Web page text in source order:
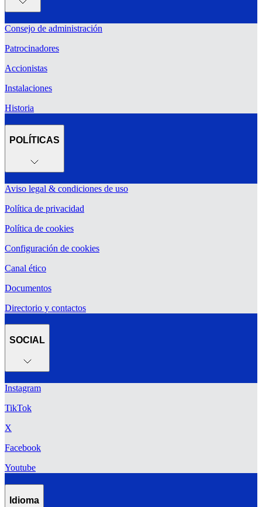
Consejo de administración
Patrocinadores
Accionistas
Instalaciones
Historia
POLÍTICAS
Aviso legal & condiciones de uso
Política de privacidad
Política de cookies
Configuración de cookies
Canal ético
Documentos
Directorio y contactos
SOCIAL
Instagram
TikTok
X
Facebook
Youtube
Idioma